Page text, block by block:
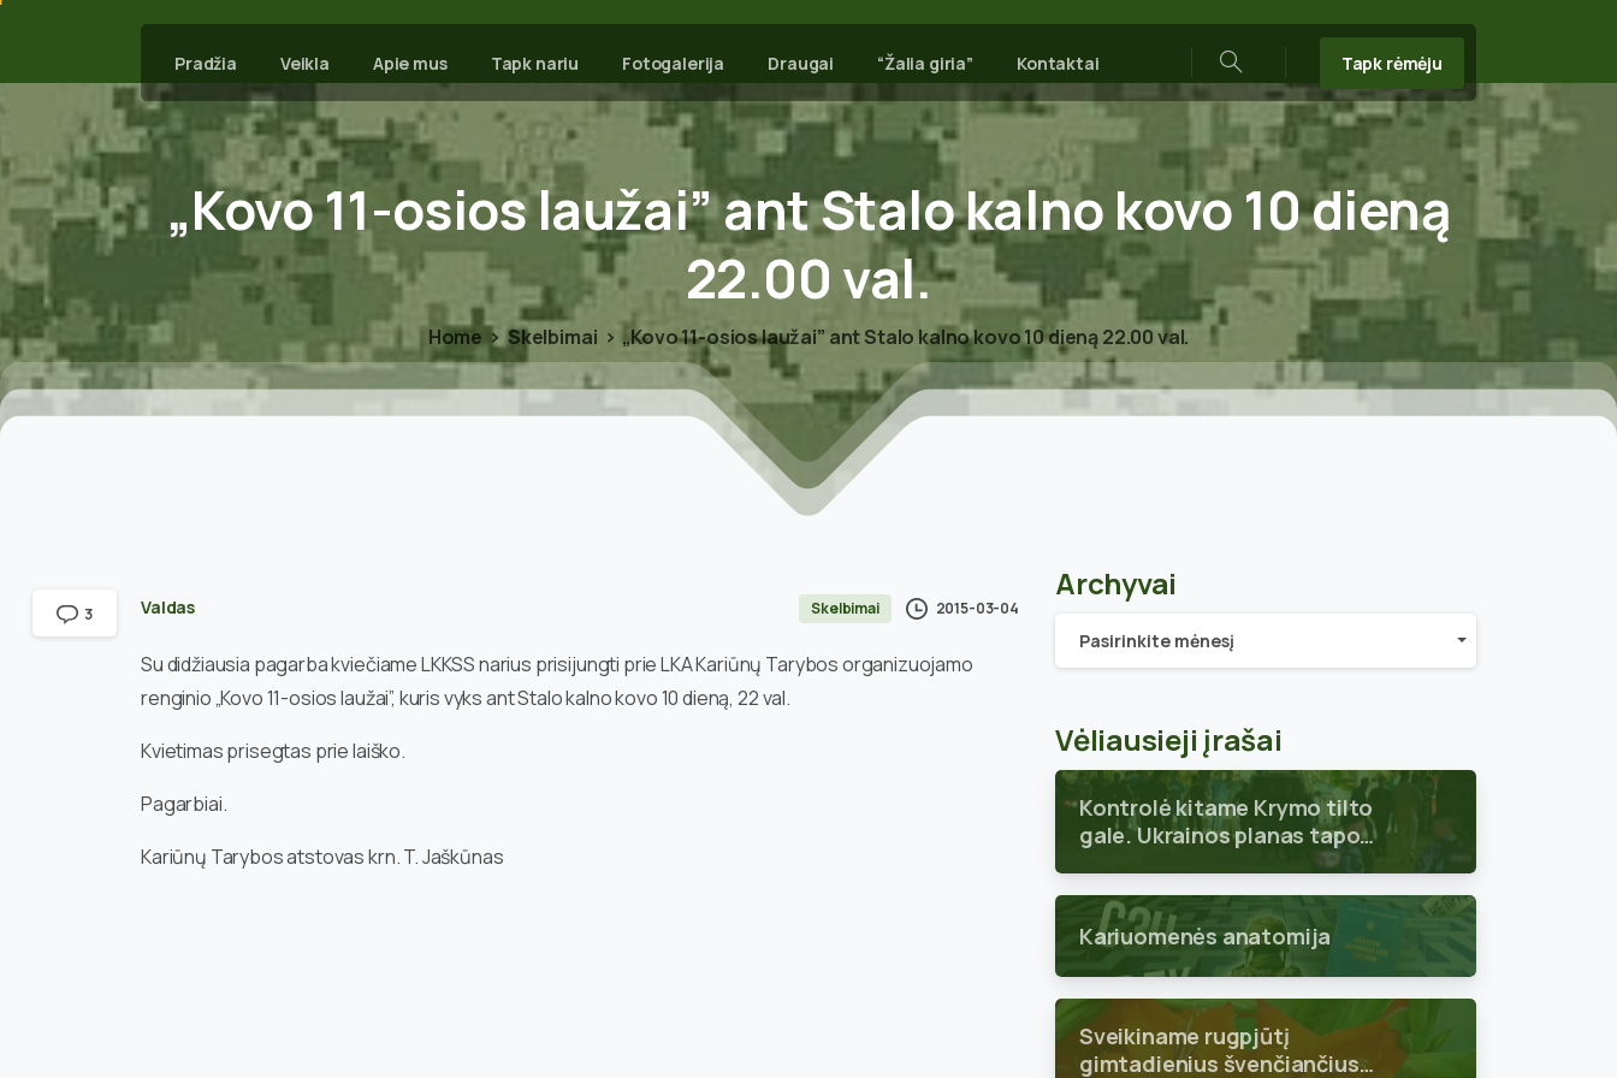
Pradžia Veikla Apie mus Tapk nariu Fotogalerija Draugai “Žalia giria” Kontaktai
Search
Tapk rėmėju
„Kovo11-osioslaužai”antStalokalno kovo 10dieną
22.00 val.
Home Skelbimai „Kovo 11-osios laužai” ant Stalo kalno kovo 10 dieną 22.00 val.
Valdas Skelbimai 2015-03-04
Su didžiausia pagarba kviečiame LKKSS narius prisijungti prie LKA Kariūnų Tarybos organizuojamo
renginio „Kovo 11-osios laužai”, kuris vyks ant Stalo kalno kovo 10 dieną, 22 val.
Kvietimas prisegtas prie laiško.
Pagarbiai.
Kariūnų Tarybos atstovas krn. T. Jaškūnas
3
Archyvai
Archyvai
Pasirinkite mėnesį
Vėliausieji įrašai
Kontrolė kitame Krymo tilto
gale. Ukrainos planas tapo
Kariuomenės anatomija
Sveikiname rugpjūtį
gimtadienius švenčiančius